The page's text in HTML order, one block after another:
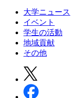
大学ニュース
イベント
学生の活動
地域貢献
その他